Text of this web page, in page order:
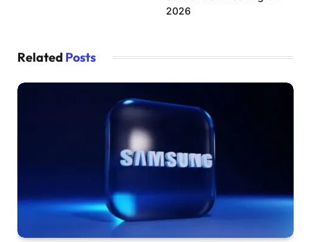
2026
Related Posts